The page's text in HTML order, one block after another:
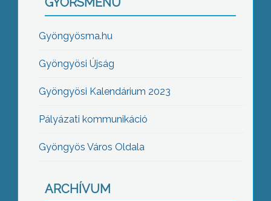
Gyöngyösma.hu
Gyöngyösi Újság
Gyöngyösi Kalendárium 2023
Pályázati kommunikáció
Gyöngyös Város Oldala
ARCHÍVUM